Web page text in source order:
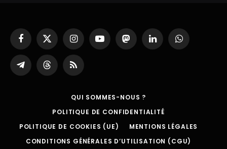
Facebook
X
(Twitter)
InstagramYouTubeMastodonLinkedInWhatsApp
Partager
sur
ThreadsRSS
QUI SOMMES-NOUS ?
POLITIQUE DE CONFIDENTIALITÉ
POLITIQUE DE COOKIES (UE)
MENTIONS LÉGALES
CONDITIONS GÉNÉRALES D’UTILISATION (CGU)